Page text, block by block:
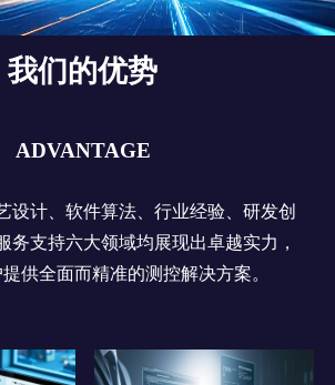
设计、软件算法、行业经验、研发创
务支持六大领域均展现出卓越实力，
供全面而精准的测控解决方案。
ADVANTAGE
我们的优势